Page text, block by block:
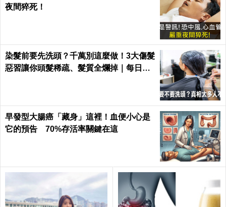
夜間猝死！
染髮前要先洗頭？千萬別這麼做！3大傷髮
惡習讓你頭髮稀疏、髮質全爛掉｜每日健
早發型大腸癌「藏身」這裡！血便小心是
它的預告 70%存活率關鍵在這